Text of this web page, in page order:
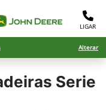
LIGAR
Alterar
Serie